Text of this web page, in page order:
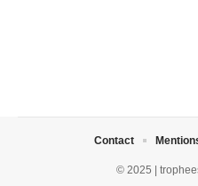
© 2025 |
Contact